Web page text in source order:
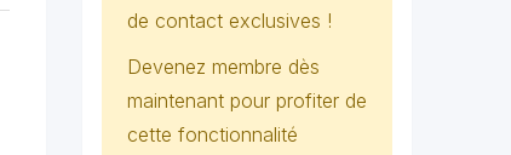
de contact exclusives !
Devenez membre dès
maintenant pour profiter de
cette fonctionnalité